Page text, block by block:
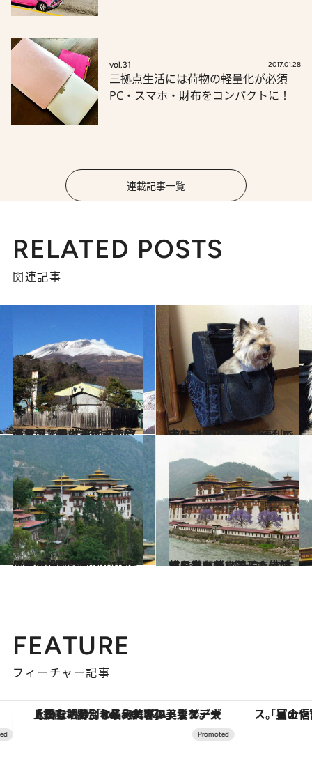
vol.31 2017.01.28
三拠点生活には荷物の軽量化が必須
PC・スマホ・財布をコンパクトに！
連載記事一覧
RELATED POSTS
関連記事
2016.1.16
軽井沢で過ごす年末年始のお楽しみは 元旦のレストラン、登山電車で絶景温泉
ライフスタイル 2015.12.12
犬と一緒に福井に行くときは 北陸新幹線が便利で安心
ライフスタイル
2014.8.11
ブータンの各都市の中心に立つ 「ゾン」という名の館の役割は？
旅＆お出かけ 2016.1.12
親日家の若き国王も結婚式を挙げた ブータンの古都にたたずむ美しき寺院
旅＆お出かけ
FEATURE
フィーチャー記事
「星のや富士」でデジタルデトックス。冨士信仰の歴史を辿り、心身を調える。